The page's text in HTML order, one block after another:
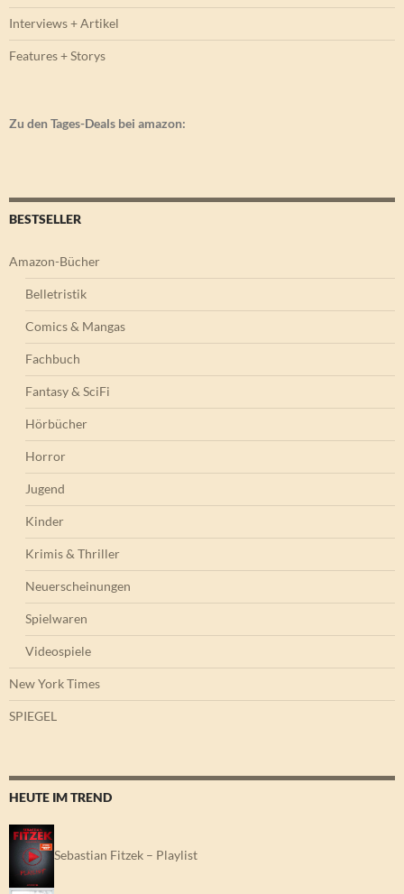
Interviews + Artikel
Features + Storys
Zu den Tages-Deals bei amazon:
BESTSELLER
Amazon-Bücher
Belletristik
Comics & Mangas
Fachbuch
Fantasy & SciFi
Hörbücher
Horror
Jugend
Kinder
Krimis & Thriller
Neuerscheinungen
Spielwaren
Videospiele
New York Times
SPIEGEL
HEUTE IM TREND
Sebastian Fitzek – Playlist